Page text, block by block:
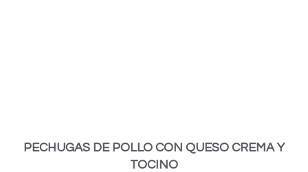
PECHUGAS DE POLLO CON QUESO CREMA Y
TOCINO